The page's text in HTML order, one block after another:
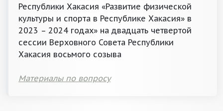
Республики Хакасия «Развитие физической
культуры и спорта в Республике Хакасия» в
2023 – 2024 годах» на двадцать четвертой
сессии Верховного Совета Республики
Хакасия восьмого созыва
Материалы по вопросу